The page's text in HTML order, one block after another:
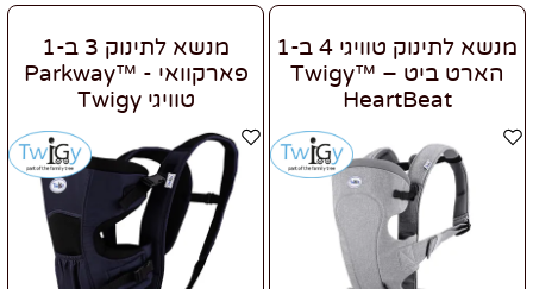
מנשא לתינוק טוויגי 4 ב-1
הארט ביט – ™Twigy
HeartBeat
מנשא לתינוק 3 ב-1
פארקוואי - ™Parkway
טוויגי Twigy